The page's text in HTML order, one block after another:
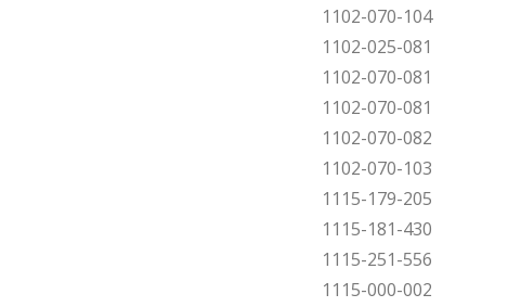
1102-070-104
1102-025-081
1102-070-081
1102-070-081
1102-070-082
1102-070-103
1115-179-205
1115-181-430
1115-251-556
1115-000-002